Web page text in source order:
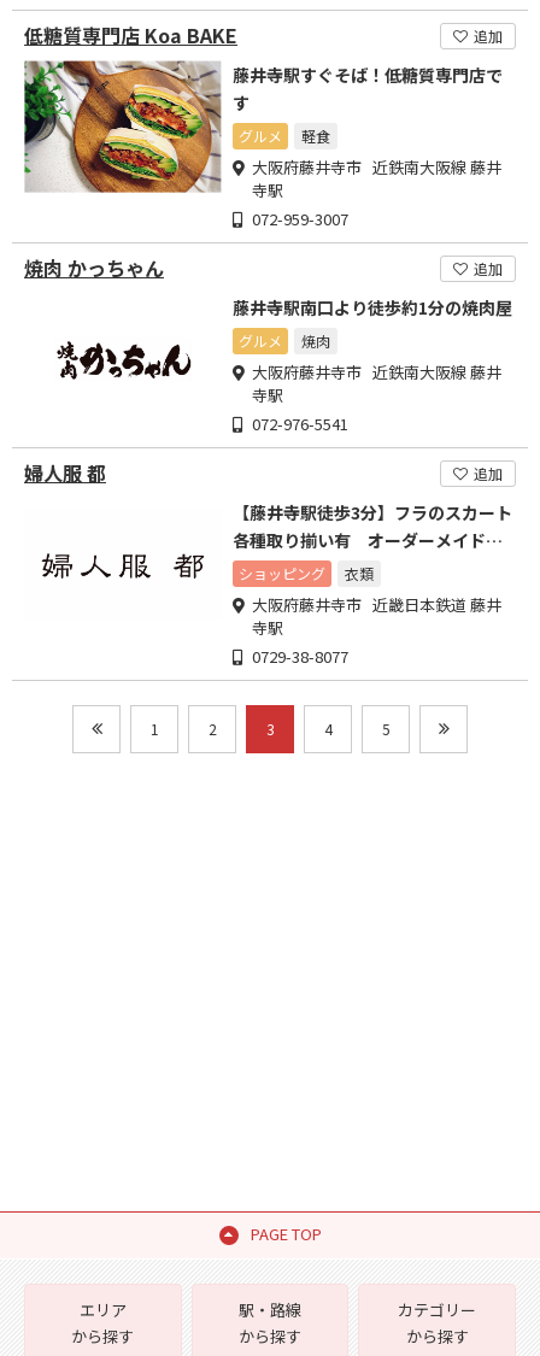
低糖質専門店 Koa BAKE 追加
藤井寺駅すぐそば！低糖質専門店で
す
グルメ 軽食
大阪府藤井寺市 近鉄南大阪線 藤井
寺駅
072-959-3007
焼肉 かっちゃん 追加
藤井寺駅南口より徒歩約1分の焼肉屋
グルメ 焼肉
大阪府藤井寺市 近鉄南大阪線 藤井
寺駅
072-976-5541
婦人服 都 追加
【藤井寺駅徒歩3分】フラのスカート
各種取り揃い有 オーダーメイドも
同じ価格でお作りします
ショッピング 衣類
大阪府藤井寺市 近畿日本鉄道 藤井
寺駅
0729-38-8077
1 2 3 4 5
PAGE TOP
エリア
から探す
駅・路線
から探す
カテゴリー
から探す